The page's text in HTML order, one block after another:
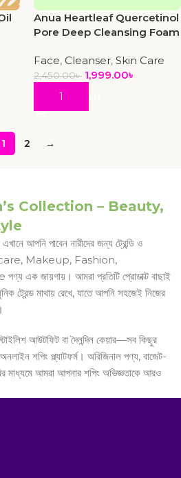
Anua Heartleaf Quercetinol
Pore Deep Cleansing Foam
Face, Cleanser, Skin Care
2,450.00৳ 1,999.00৳
Add To Cart
1 2 →
Collection – Beauty,
আপনি পাবেন নারীদের জন্য ট্রেন্ডি ও
Makeup, Fashion,
জায়গায়। আমরা প্রতিটি প্রোডাক্ট বাছাই
ট্রেন্ড মাথায় রেখে, যাতে আপনি সহজেই নিজের
আউটফিট বা দৈনন্দিন কেয়ার—সব কিছুর
শপিং প্ল্যাটফর্ম। অরিজিনাল পণ্য, বাজেট-
মাধ্যমে আমরা আপনার শপিং অভিজ্ঞতাকে আরও